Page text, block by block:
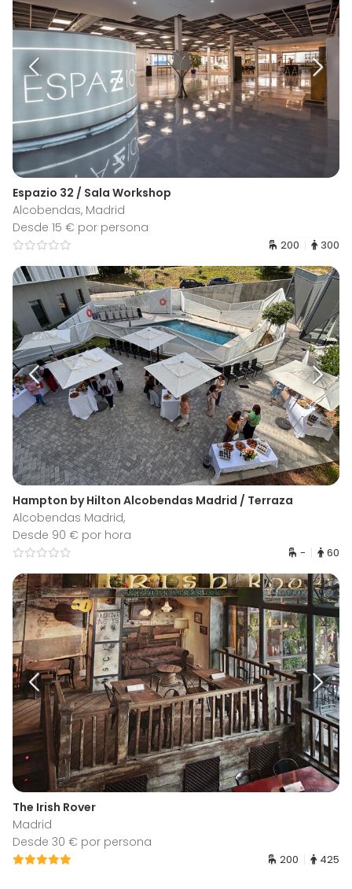
Espazio 32 / Sala Workshop
Alcobendas, Madrid
Desde 15 € por persona
200 300
Hampton by Hilton Alcobendas Madrid / Terraza
Alcobendas Madrid,
Desde 90 € por hora
- 60
The Irish Rover
Madrid
Desde 30 € por persona
200 425